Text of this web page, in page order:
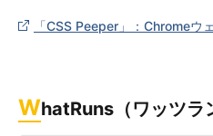
「CSS Peeper」：Chromeウ
WhatRuns（ワッツラ